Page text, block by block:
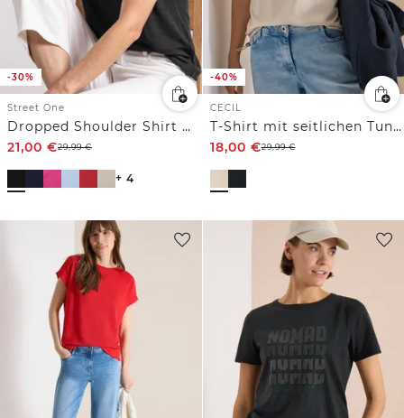
-30%
Street One
Dropped Shoulder Shirt mit Rundhals
21,00 €29,99€
+ 4
-40%
CECIL
T-Shirt mit seitlichen Tunnelzügen
18,00 €29,99€